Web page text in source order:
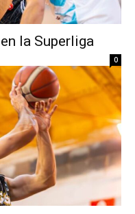
la Superliga
0